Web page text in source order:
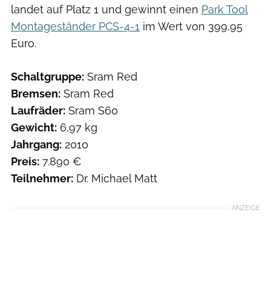
landet auf Platz 1 und gewinnt einen Park Tool
Montageständer PCS-4-1 im Wert von 399,95
Euro.
Schaltgruppe: Sram Red
Bremsen: Sram Red
Laufräder: Sram S60
Gewicht: 6,97 kg
Jahrgang: 2010
Preis: 7.890 €
Teilnehmer: Dr. Michael Matt
ANZEIGE